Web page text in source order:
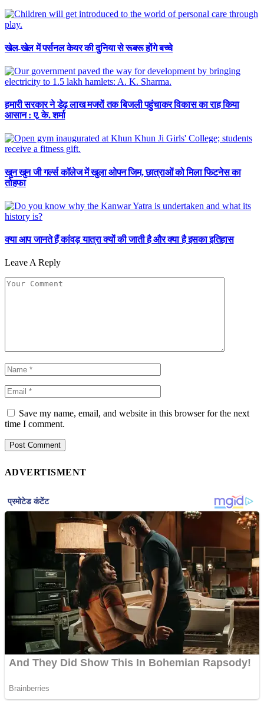
खेल-खेल में पर्सनल केयर की दुनिया से रूबरू होंगे बच्चे
हमारी सरकार ने डेढ़ लाख मजरों तक बिजली पहुंचाकर विकास का राह किया
आसान : ए. के. शर्मा
खुन खुन जी गर्ल्स कॉलेज में खुला ओपन जिम, छात्राओं को मिला फिटनेस का
तोहफा
क्या आप जानते हैं कांवड़ यात्रा क्यों की जाती है और क्या है इसका इतिहास
Leave A Reply
Save my name, email, and website in this browser for the next
time I comment.
ADVERTISMENT